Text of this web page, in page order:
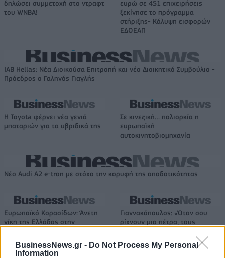
BusinessNews.gr - Do Not Process My Personal
Information
δηλώσει συμμετοχή στο ντραφτ
του WNBA!
ευρώ σε 451 επιχειρήσεις
ξεκίνησε το πρόγραμμα
στήριξης- Κάλυψη εισφορών
ΕΔΟΕΑΠ
IAB Hellas: Νέα Διοικούσα Επιτροπή και νέο Διοικητικό Συμβούλιο -
Πρόεδρος ο Γαληνός Γιαγλής
Η Toyota φέρνει νέα γενιά
μπαταριών για τα υβριδικά της
Σε κινεζική… πολιορκία η
ευρωπαϊκή
αυτοκινητοβιομηχανία
Νέο Audi A2 e-tron με στόχο την κορυφή της αποδοτικότητας
Ευρωπαϊκό Κορασίδων: Άνετη
νίκη της Ελλάδας στην
Γιαννακόπουλος: «Όταν σου
ρίχνουν μια πέτρα, τους